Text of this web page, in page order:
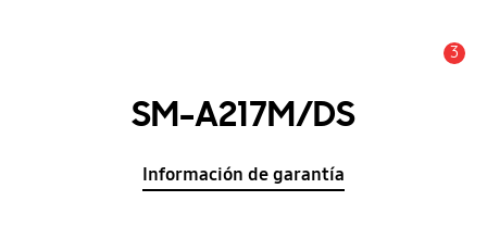
3
SM-A217M/DS
Información de garantía